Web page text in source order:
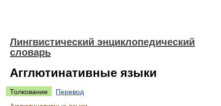
Лингвистический энциклопедический
словарь
Агглютинативные языки
Толкование
Перевод